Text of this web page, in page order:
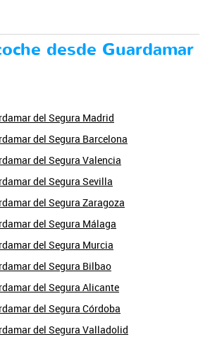
desde Guardamar
del Segura Madrid
del Segura Barcelona
del Segura Valencia
del Segura Sevilla
del Segura Zaragoza
del Segura Málaga
del Segura Murcia
del Segura Bilbao
del Segura Alicante
del Segura Córdoba
del Segura Valladolid